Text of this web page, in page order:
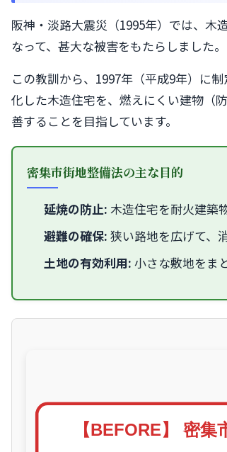
阪神・淡路大震災（1995年）では、木
なって、甚大な被害をもたらしました。
この教訓から、1997年（平成9年）に
化した木造住宅を、燃えにくい建物（
善することを目指しています。
密集市街地整備法の主な目的
延焼の防止: 木造住宅を耐火建築
避難の確保: 狭い路地を広げて、
土地の有効利用: 小さな敷地をま